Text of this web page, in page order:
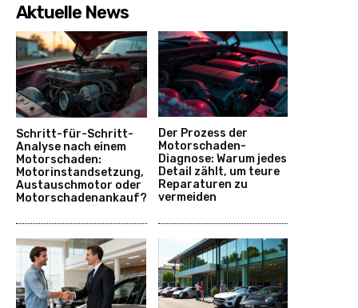
Aktuelle News
Schritt-für-Schritt-
Analyse nach einem
Motorschaden:
Motorinstandsetzung,
Austauschmotor oder
Motorschadenankauf?
Der Prozess der
Motorschaden-
Diagnose: Warum jedes
Detail zählt, um teure
Reparaturen zu
vermeiden